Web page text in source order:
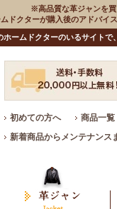
※高品質な革ジャンを買
ドクターが購入後のアドバイ
ホームドクターのいるサイト
初めての方へ 商品一覧
新着商品からメンテナンス